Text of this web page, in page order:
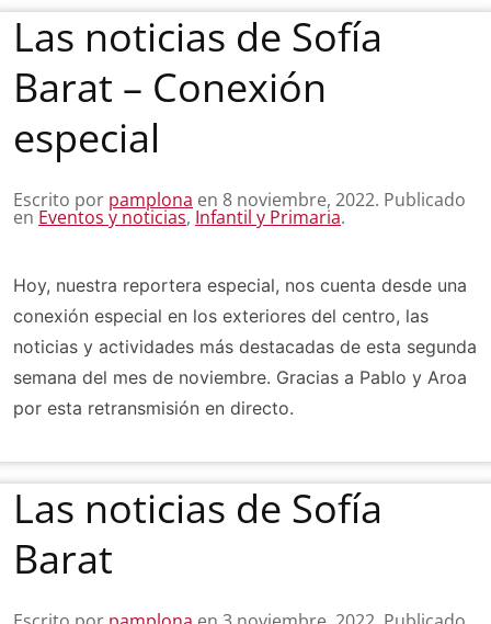
Las noticias de Sofía
Barat – Conexión
especial
Escrito por pamplona en 8 noviembre, 2022. Publicado
en Eventos y noticias, Infantil y Primaria.
Hoy, nuestra reportera especial, nos cuenta desde una
conexión especial en los exteriores del centro, las
noticias y actividades más destacadas de esta segunda
semana del mes de noviembre. Gracias a Pablo y Aroa
por esta retransmisión en directo.
Las noticias de Sofía
Barat